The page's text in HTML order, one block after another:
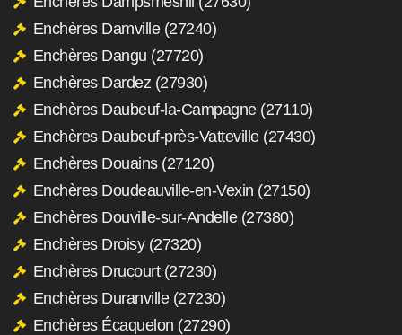
Enchères Damville (27240)
Enchères Dangu (27720)
Enchères Dardez (27930)
Enchères Daubeuf-la-Campagne (27110)
Enchères Daubeuf-près-Vatteville (27430)
Enchères Douains (27120)
Enchères Doudeauville-en-Vexin (27150)
Enchères Douville-sur-Andelle (27380)
Enchères Droisy (27320)
Enchères Drucourt (27230)
Enchères Duranville (27230)
Enchères Écaquelon (27290)